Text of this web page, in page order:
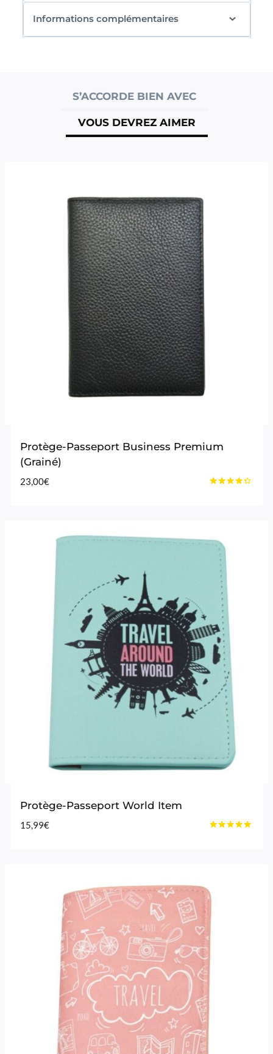
Informations complémentaires
S’ACCORDE BIEN AVEC
VOUS DEVREZ AIMER
Protège-Passeport Business Premium
(Grainé)
23,00€
Protège-Passeport World Item
15,99€